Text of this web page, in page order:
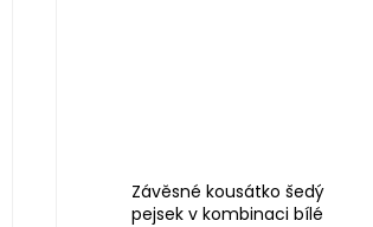
Závěsné kousátko šedý
pejsek v kombinaci bílé